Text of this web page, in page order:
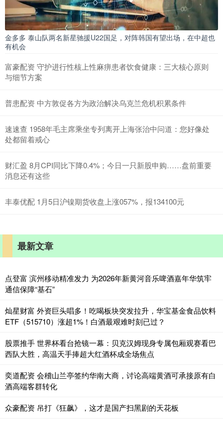
金多多 泰山队两名新星驰援U22国足，对阵韩国有望出场，在中超也
有机会
富豪配资 守护进行性核上性麻痹患者饮食健康：三大核心原则
与细节方案
普患配资 中方敦促各方为政治解决乌克兰危机积累条件
速速查 1958年毛主席乘坐专列离开上海张治中问道：您好像处
处都留着戒心
财汇盈 8月CPI同比下降0.4%；今日一只新股申购……盘前重要
消息还有这些
丰泰优配 1月5日沪镍期货收盘上涨057%，报134100元
最新文章
点登富 滨州移动精准发力 为2026年新黄河音乐啤酒嘉年华筑牢
通信保障“基石”
灿星财富 外资巨头唱多！吃喝板块突发拉升，华宝基金食品饮料
ETF（515710）涨超1%！白酒最艰难时刻已过？
股票推手 世界杯看台抢镜一幕：贝克汉姆现身专属包厢观赛看巴
西队大胜，高温天手捧超大红酒杯成全场焦点
奕道配资 会稽山兰亭签约华南大商，讨论高端黄酒可承接原有白
酒高端客群转化
众豪配资 吊打《狂飙》，这才是国产扫黑剧的天花板